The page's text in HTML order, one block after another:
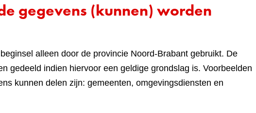
gegevens (kunnen) worden
alleen door de provincie Noord-Brabant gebruikt. De
gedeeld indien hiervoor een geldige grondslag is. Voorbeelden
kunnen delen zijn: gemeenten, omgevingsdiensten en